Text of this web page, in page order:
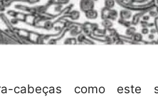
cabeças como este